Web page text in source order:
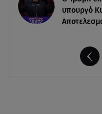
υπουργό